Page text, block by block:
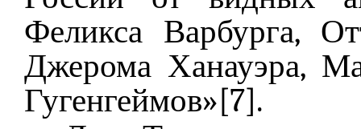
Феликса Варбурга,
Джерома Ханауэра,
Гугенгеймов»[7].